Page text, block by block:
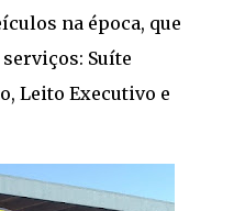
na época, que
Suíte
Leito Executivo e